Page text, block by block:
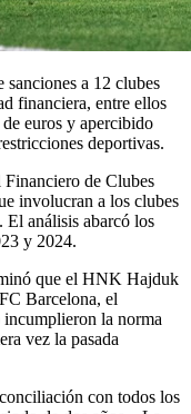
a 12 clubes
financiera, entre ellos
euros y apercibido
deportivas.
de Clubes
involucran a los clubes
El análisis abarcó los
y 2024.
que el HNK Hajduk
Barcelona, el
la norma
vez la pasada
con todos los